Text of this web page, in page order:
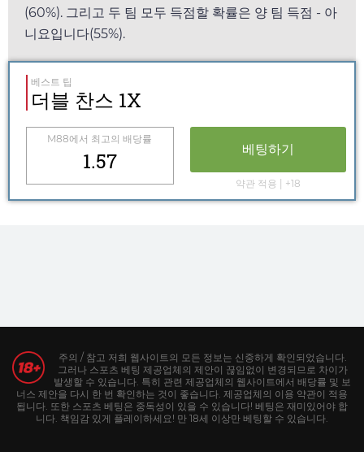
(60%). 그리고 두 팀 모두 득점할 확률은 양 팀 득점 - 아
니요입니다(55%).
베스트 팁
더블 찬스 1X
M88에서 최고의 배당률
1.57 베팅하기
약관 적용 | +18
주의 / 참고 저희 웹사이트의 모든 정보는 신중하게 확인되었습니다.
그러나 스포츠 베팅 제공업체의 제안이 끊임없이 변경되므로 차이가
발생할 수 있습니다. 특히 관련 제공업체의 웹사이트에서 배당률 및 보
너스 제안을 다시 한 번 확인하는 것이 좋습니다. 제공업체의 이용 약관이 적용
됩니다. 또한 스포츠 베팅은 중독성이 있을 수 있습니다! 베팅은 재미있어야 합
니다. 책임감 있게 플레이하세요! 만 18세 이상만 베팅할 수 있습니다.